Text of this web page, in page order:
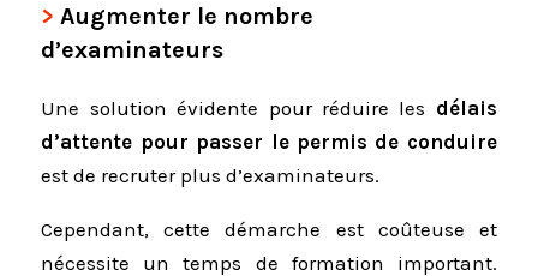
Augmenter le nombre
d’examinateurs
Une solution évidente pour réduire les délais
d’attente pour passer le permis de conduire
est de recruter plus d’examinateurs.
Cependant, cette démarche est coûteuse et
nécessite un temps de formation important.